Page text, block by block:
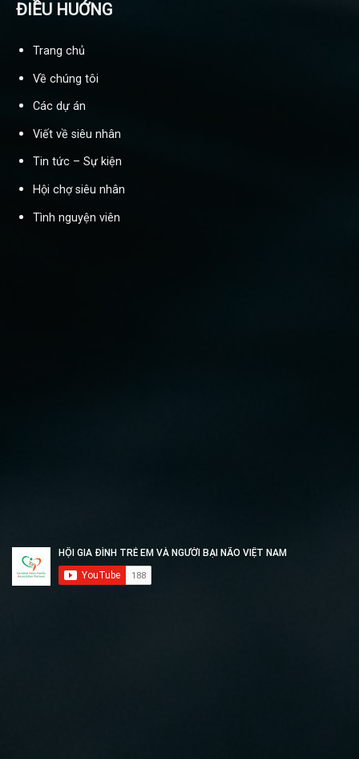
ĐIỀU HUỚNG
Trang chủ
Về chúng tôi
Các dự án
Viết về siêu nhân
Tin tức – Sự kiện
Hội chợ siêu nhân
Tình nguyện viên